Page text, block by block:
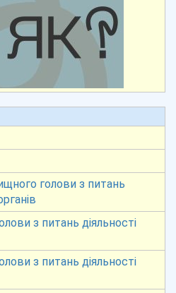
голови з питань
з питань діяльності
з питань діяльності